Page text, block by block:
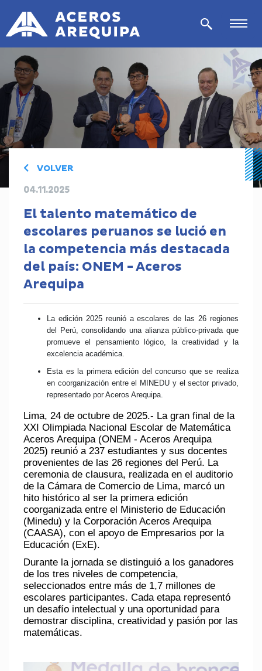
VOLVER
04.11.2025
El talento matemático de
escolares peruanos se lució en
la competencia más destacada
del país: ONEM - Aceros
Arequipa
La edición 2025 reunió a escolares de las 26 regiones
del Perú, consolidando una alianza público-privada que
promueve el pensamiento lógico, la creatividad y la
excelencia académica.
Esta es la primera edición del concurso que se realiza
en coorganización entre el MINEDU y el sector privado,
representado por Aceros Arequipa.
Lima, 24 de octubre de 2025.- La gran final de la
XXI Olimpiada Nacional Escolar de Matemática
Aceros Arequipa(ONEM - Aceros Arequipa
2025) reunió a 237 estudiantes y sus docentes
provenientes de las 26 regiones del Perú. La
ceremonia de clausura, realizada en el auditorio
de la Cámara de Comercio de Lima, marcó un
hito histórico al ser la primera edición
coorganizada entre el Ministerio de Educación
(Minedu) y la Corporación Aceros Arequipa
(CAASA), con el apoyo de Empresarios por la
Educación (ExE).
Durante la jornada se distinguió a los ganadores
de los tres niveles de competencia,
seleccionados entre más de 1,7 millones de
escolares participantes. Cada etapa representó
un desafío intelectual y una oportunidad para
demostrar disciplina, creatividad y pasión por las
matemáticas.